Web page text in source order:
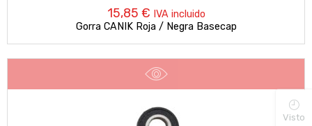
15,85 € IVA incluido
Gorra CANIK Roja / Negra Basecap
Visto